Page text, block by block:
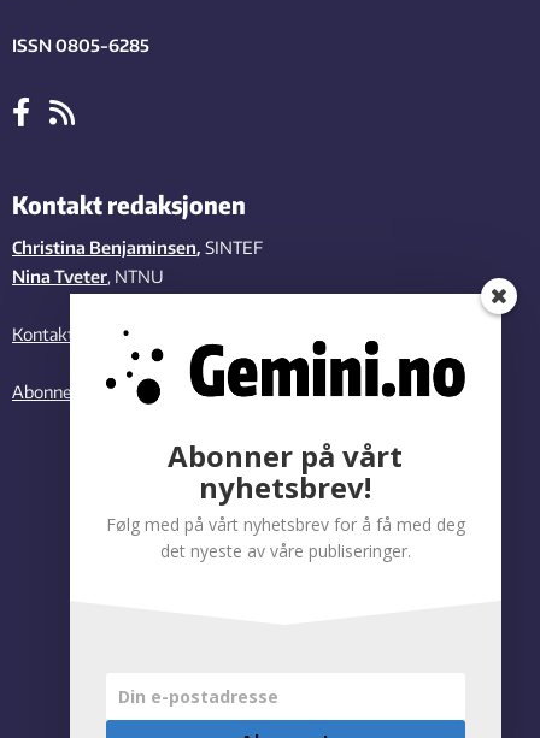
ISSN 0805-6285
Kontakt redaksjonen
Christina Benjaminsen, SINTEF
Nina Tveter, NTNU
Kontakt oss
Abonner på vårt nyhetsbrev
Abonner på vårt
nyhetsbrev!
Følg med på vårt nyhetsbrev for å få med deg
det nyeste av våre publiseringer.